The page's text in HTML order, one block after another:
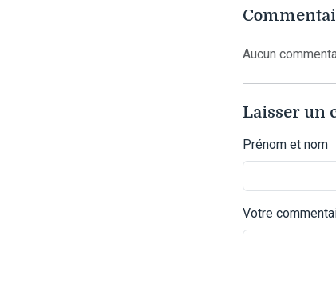
Aucun
Laisser un
Prénom et nom
Votre